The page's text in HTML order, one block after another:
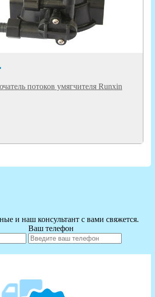
потоков умягчителя Runxin
и наш консультант с вами свяжется.
Ваш телефон